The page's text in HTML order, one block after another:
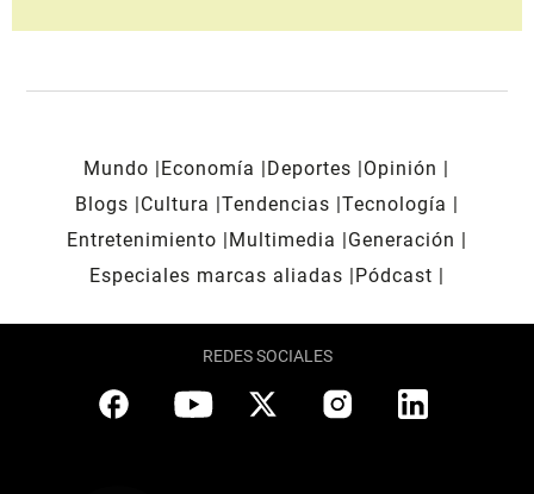
Mundo Economía Deportes
Opinión
Blogs
Cultura Tendencias Tecnología
Entretenimiento
Multimedia
Generación
Especiales marcas aliadas
Pódcast
REDES SOCIALES